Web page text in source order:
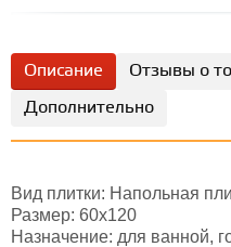
Описание Отзывы о
Дополнительно
Вид плитки: Напольная
Размер: 60х120
Назначение: для ванной,